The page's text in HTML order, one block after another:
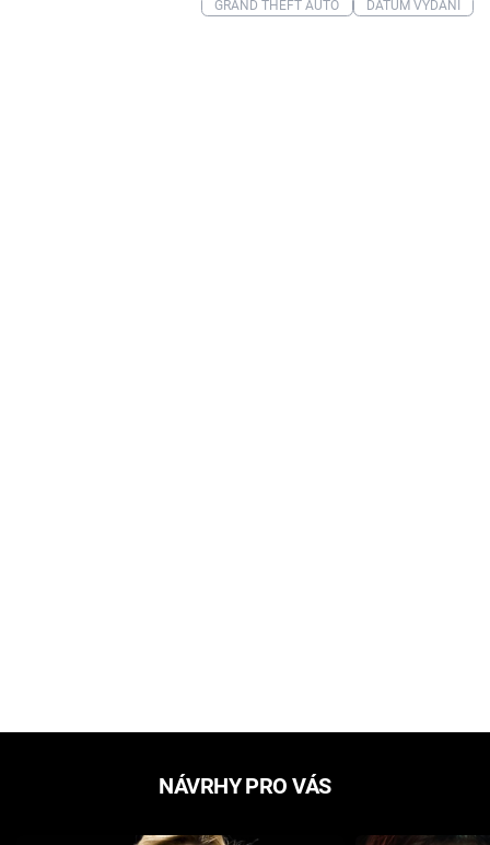
GRAND THEFT AUTO DATUM VYDÁNÍ
NÁVRHY PRO VÁS